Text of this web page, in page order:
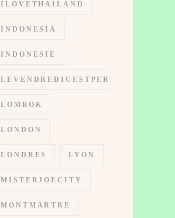
ILOVETHAILAND
INDONESIA
INDONESIE
LEVENDREDICESTPERMIS
LOMBOK
LONDON
LONDRES LYON
MISTERJOECITY
MONTMARTRE